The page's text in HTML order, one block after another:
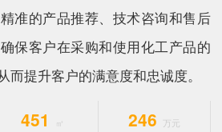
准的产品推荐、技术咨询和售后
保客户在采购和使用化工产品的
而提升客户的满意度和忠诚度。
561 306